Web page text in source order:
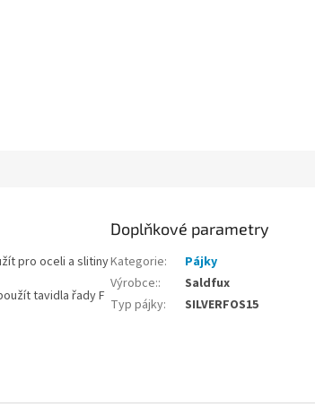
pro oceli a slitiny
tavidla řady F
Doplňkové parametry
Kategorie:
Pájky
Výrobce::
Saldfux
Typ pájky: SILVERFOS15